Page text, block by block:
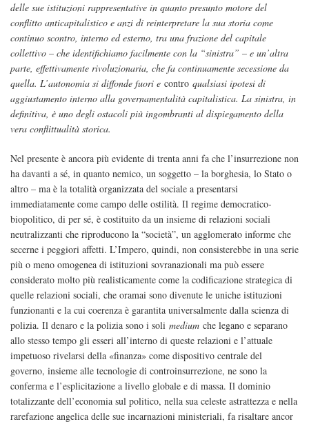
delle sue istituzioni rappresentative in quanto presunto motore del
conflitto anticapitalistico e anzi di reinterpretare la sua storia come
continuo scontro, interno ed esterno, tra una frazione del capitale
collettivo – che identifichiamo facilmente con la “sinistra” – e un’altra
parte, effettivamente rivoluzionaria, che fa continuamente secessione da
quella. L’autonomia si diffonde fuori e contro qualsiasi ipotesi di
aggiustamento interno alla governamentalità capitalistica. La sinistra, in
definitiva, è uno degli ostacoli più ingombranti al dispiegamento della
vera conflittualità storica.
Nel presente è ancora più evidente di trenta anni fa che l’insurrezione non
ha davanti a sé, in quanto nemico, un soggetto – la borghesia, lo Stato o
altro – ma è la totalità organizzata del sociale a presentarsi
immediatamente come campo delle ostilità. Il regime democratico-
biopolitico, di per sé, è costituito da un insieme di relazioni sociali
neutralizzanti che riproducono la “società”, un agglomerato informe che
secerne i peggiori affetti. L’Impero, quindi, non consisterebbe in una serie
più o meno omogenea di istituzioni sovranazionali ma può essere
considerato molto più realisticamente come la codificazione strategica di
quelle relazioni sociali, che oramai sono divenute le uniche istituzioni
funzionanti e la cui coerenza è garantita universalmente dalla scienza di
polizia. Il denaro e la polizia sono i soli medium che legano e separano
allo stesso tempo gli esseri all’interno di queste relazioni e l’attuale
impetuoso rivelarsi della «finanza» come dispositivo centrale del
governo, insieme alle tecnologie di controinsurrezione, ne sono la
conferma e l’esplicitazione a livello globale e di massa. Il dominio
totalizzante dell’economia sul politico, nella sua celeste astrattezza e nella
rarefazione angelica delle sue incarnazioni ministeriali, fa risaltare ancor